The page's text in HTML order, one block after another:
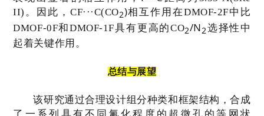
II) 。因此，CF···C(CO2)相互作用在DMOF-2F中比
DMOF-0F和DMOF-1F具有更高的CO2/N2选择性中
起着关键作用。
总结与展望
该研究通过合理设计组分种类和框架结构，合成